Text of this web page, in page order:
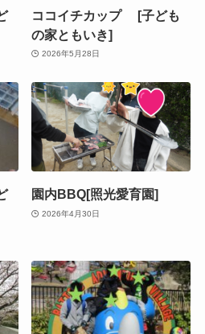
ココイチカップ [子ども
の家ともいき]
2026年5月28日
園内BBQ[照光愛育園]
2026年4月30日